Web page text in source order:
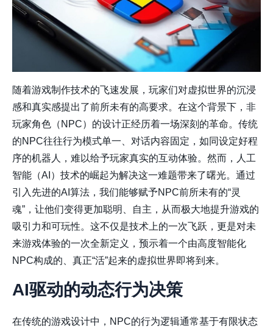
随着游戏制作技术的飞速发展，玩家们对虚拟世界的沉浸
感和真实感提出了前所未有的高要求。在这个背景下，非
玩家角色（NPC）的设计正经历着一场深刻的革命。传统
的NPC往往行为模式单一、对话内容固定，如同设定好程
序的机器人，难以给予玩家真实的互动体验。然而，人工
智能（AI）技术的崛起为解决这一难题带来了曙光。通过
引入先进的AI算法，我们能够赋予NPC前所未有的“灵
魂”，让他们变得更加聪明、自主，从而极大地提升游戏的
吸引力和可玩性。这不仅是技术上的一次飞跃，更是对未
来游戏体验的一次全新定义，预示着一个由高度智能化
NPC构成的、真正“活”起来的虚拟世界即将到来。
AI驱动的动态行为决策
在传统的游戏设计中，NPC的行为逻辑通常基于有限状态